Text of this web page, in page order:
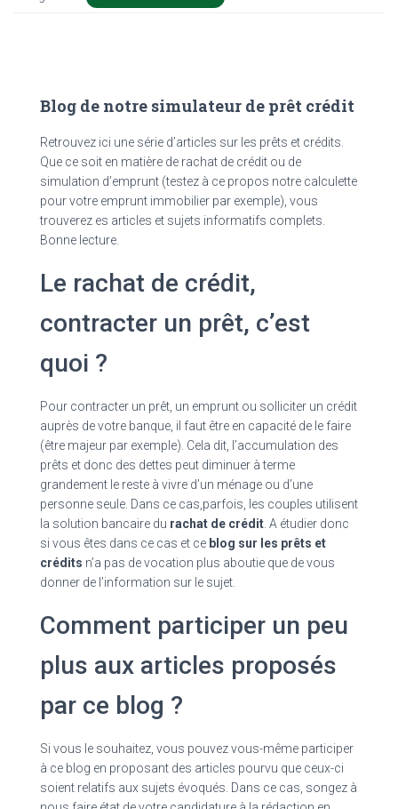
Blog de notre simulateur de prêt crédit
Retrouvez ici une série d’articles sur les prêts et crédits.
Que ce soit en matière de rachat de crédit ou de
simulation d’emprunt (testez à ce propos notre calculette
pour votre emprunt immobilier par exemple), vous
trouverez es articles et sujets informatifs complets.
Bonne lecture.
Le rachat de crédit,
contracter un prêt, c’est
quoi ?
Pour contracter un prêt, un emprunt ou solliciter un crédit
auprès de votre banque, il faut être en capacité de le faire
(être majeur par exemple). Cela dit, l’accumulation des
prêts et donc des dettes peut diminuer à terme
grandement le reste à vivre d’un ménage ou d’une
personne seule. Dans ce cas,parfois, les couples utilisent
la solution bancaire du rachat de crédit . A étudier donc
si vous êtes dans ce cas et ce blog sur les prêts et
crédits n’a pas de vocation plus aboutie que de vous
donner de l’information sur le sujet.
Comment participer un peu
plus aux articles proposés
par ce blog ?
Si vous le souhaitez, vous pouvez vous-même participer
à ce blog en proposant des articles pourvu que ceux-ci
soient relatifs aux sujets évoqués. Dans ce cas, songez à